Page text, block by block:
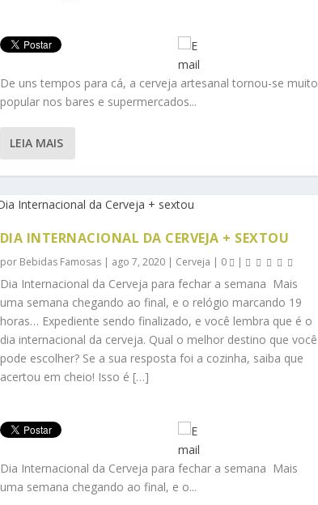
De uns tempos para cá, a cerveja artesanal tornou-se muito
popular nos bares e supermercados...
LEIA MAIS
DIA INTERNACIONAL DA CERVEJA + SEXTOU
por Bebidas Famosas| ago 7, 2020| Cerveja | 0 |
Dia Internacional da Cerveja para fechar a semana Mais
uma semana chegando ao final, e o relógio marcando 19
horas… Expediente sendo finalizado, e você lembra que é o
dia internacional da cerveja. Qual o melhor destino que você
pode escolher? Se a sua resposta foi a cozinha, saiba que
acertou em cheio! Isso é […]
Dia Internacional da Cerveja para fechar a semana Mais
uma semana chegando ao final, e o...